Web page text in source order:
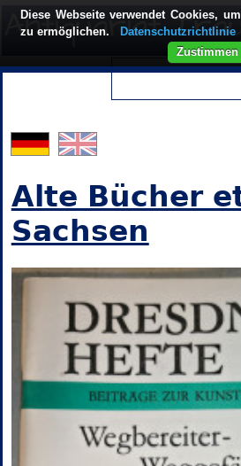
Alte Bücher
Sachsen
Diese Webseite verwendet Cookies,
zu ermöglichen.
Datenschutzrichtlinie
Zustimmen